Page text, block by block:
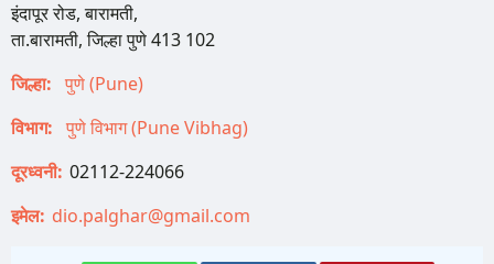
इंदापूर रोड, बारामती,
ता.बारामती, जिल्हा पुणे 413 102
जिल्हा
पुणे (Pune)
विभाग
पुणे विभाग (Pune Vibhag)
दूरध्वनी 02112-224066
इमेल dio.palghar@gmail.com